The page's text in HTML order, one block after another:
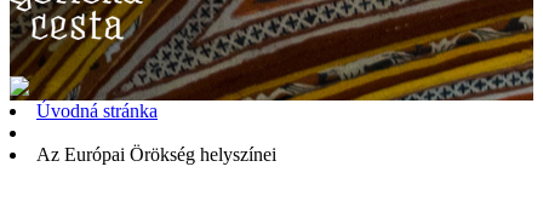
Úvodná stránka
Az Európai Örökség helyszínei